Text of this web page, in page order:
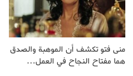
منى فتو تكشف أن الموهبة والصدق
هما مفتاح النجاح في العمل…